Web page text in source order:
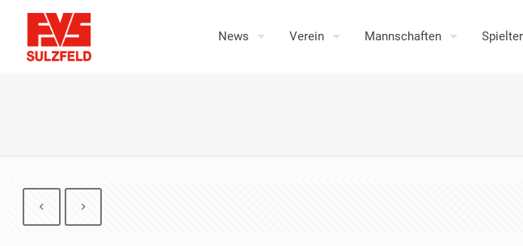
News Verein Mannschaften